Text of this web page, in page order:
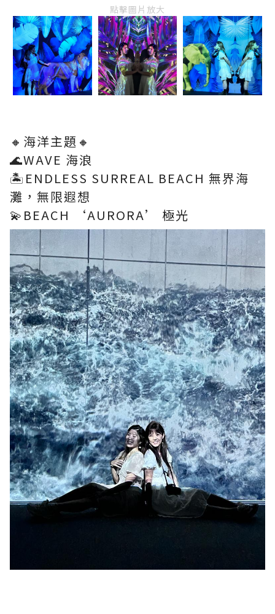
點擊圖片放大
🔸海洋主題🔸
🌊WAVE 海浪
🏝ENDLESS SURREAL BEACH 無界海
灘，無限遐想
💫BEACH ‘AURORA’ 極光